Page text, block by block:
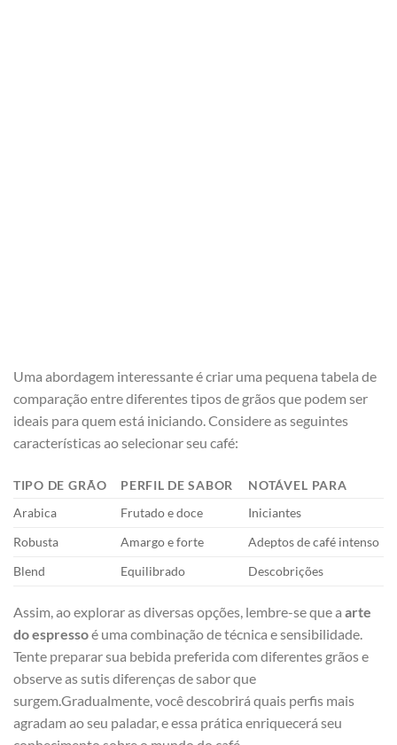
Uma abordagem interessante é⁣ criar uma pequena tabela de
comparação entre⁣ diferentes tipos de grãos que podem ser
ideais para quem está ⁢iniciando. Considere as seguintes
características ao selecionar seu ​café:
TIPO DE⁢ GRÃO PERFIL DE​ SABOR
NOTÁVEL⁤ PARA
Arabica
Frutado e doce
Iniciantes
Robusta
Amargo e forte
Adeptos de café intenso
Blend
Equilibrado Descobrições
Assim, ao explorar as diversas​ opções, lembre-se que a arte
do espressoé uma combinação de técnica e ‌sensibilidade.
Tente ‌preparar⁣ sua⁣ bebida preferida com‌ diferentes grãos ⁢e
observe as sutis diferenças​ de sabor que
surgem.Gradualmente, você descobrirá​ quais​ perfis mais
agradam ao seu paladar, e essa prática‌ enriquecerá seu